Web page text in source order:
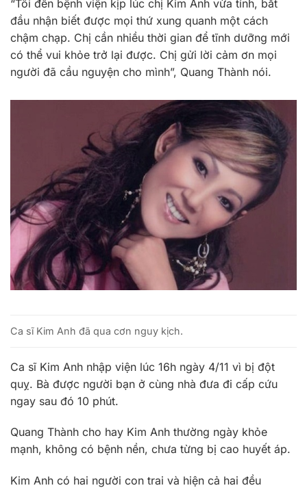
“Tôi đến bệnh viện kịp lúc chị Kim Anh vừa tỉnh, bắt
đầu nhận biết được mọi thứ xung quanh một cách
chậm chạp. Chị cần nhiều thời gian để tĩnh dưỡng mới
có thể vui khỏe trở lại được. Chị gửi lời cảm ơn mọi
người đã cầu nguyện cho mình”, Quang Thành nói.
Ca sĩ Kim Anh đã qua cơn nguy kịch.
Ca sĩ Kim Anh nhập viện lúc 16h ngày 4/11 vì bị đột
quỵ. Bà được người bạn ở cùng nhà đưa đi cấp cứu
ngay sau đó 10 phút.
Quang Thành cho hay Kim Anh thường ngày khỏe
mạnh, không có bệnh nền, chưa từng bị cao huyết áp.
Kim Anh có hai người con trai và hiện cả hai đều